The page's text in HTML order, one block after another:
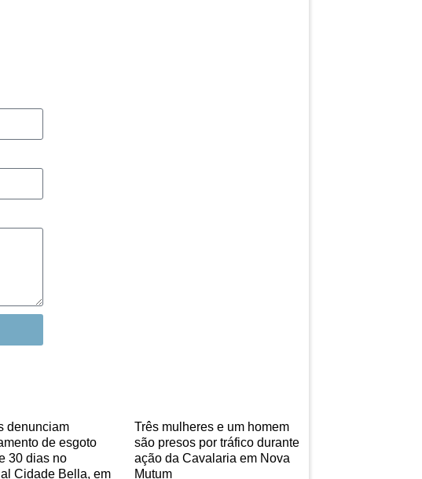
denunciam
de esgoto
30 dias no
Cidade Bella, em
Três mulheres e um homem
são presos por tráfico durante
ação da Cavalaria em Nova
Mutum